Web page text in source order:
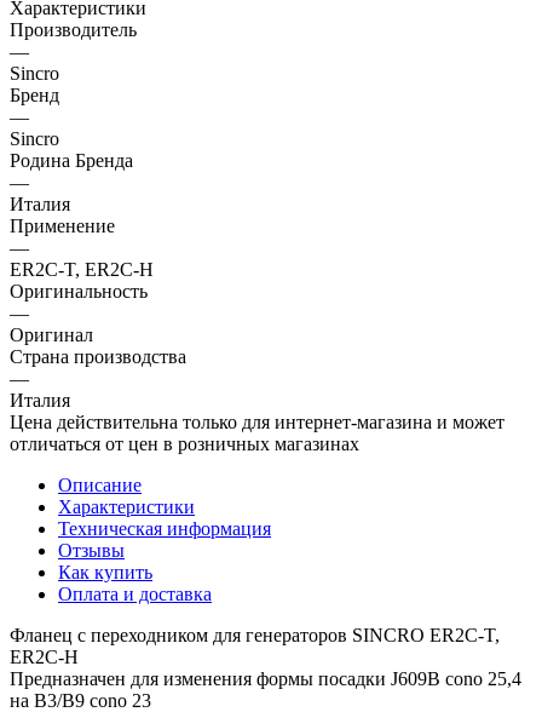
Характеристики
Производитель
—
Sincro
Бренд
—
Sincro
Родина Бренда
—
Италия
Применение
—
ER2C-T, ER2C-H
Оригинальность
—
Оригинал
Страна производства
—
Италия
Цена действительна только для интернет-магазина и может
отличаться от цен в розничных магазинах
Описание
Характеристики
Техническая информация
Отзывы
Как купить
Оплата и доставка
Фланец с переходником для генераторов SINCRO ER2C-T,
ER2C-H
Предназначен для изменения формы посадки J609B cono 25,4
на B3/B9 cono 23